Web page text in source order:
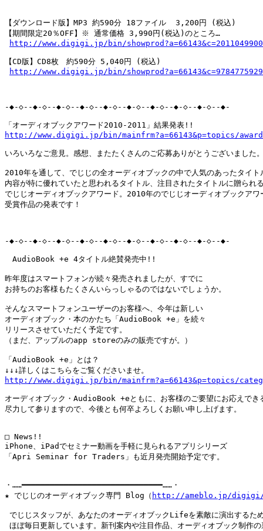
【ダウンロード版】MP3 約590分 18ファイル  3,200円 (税込)
【期間限定20％OFF】※ 通常価格 3,990円(税込)のところ…
http://www.digigi.jp/bin/
【CD版】CD8枚　約590分 5,040円 (税込)
http://www.digigi.jp/bin/
-◆-◇--◆-◇--◆-◇--◆-◇--◆-◇--◆-◇--◆-◇--◆-◇--◆-◇--◆-
http://www.digigi.jp/bin/mainfrm?a=66143&p=topics/
いろいろなご意見。感想、またたくさんのご応募ありがとうございました
2010年を通して、でじじの全オーディオブックの中で人気のあったタイト
内容が特に優れていたと思われるタイトル、注目されたタイトルに贈られ
でじじオーディオブックアワード。2010年のでじじオーディオブックアワ
受賞作品の発表です！
-◆-◇--◆-◇--◆-◇--◆-◇--◆-◇--◆-◇--◆-◇--◆-◇--◆-◇--◆-
AudioBook +e 4タイトル絶賛発売中!!
昨年度はスマートフォンが続々発売されましたが、すでに
お持ちのお客様もたくさんいらっしゃるのではないでしょうか。
そんなスマートフォンユーザーのお客様へ、今年は新しい
オーディオブック・本のかたち「AudioBook +e」を続々
リリースさせていただく予定です。
（まだ、アップルのapp storeのみの販売ですが。）
「AudioBook +e」とは？
http://www.digigi.jp/bin/mainfrm?a=66143&p=topics/
オーディオブック・AudioBook +eともに、お客様のご要望にお応えでき
尽力して参りますので、今後とも何卒よろしくお願い申し上げます。
□ News!!
iPhone、iPadでセミナー動画を手軽に見られるアプリシリーズ
「Apri Seminar for Traders」も近月発売開始予定です。
・……━━━━━━━━━━━━━━━━━━━━━━━━━━━━━━……・
★ でじじのオーディオブック専門 Blog（ http://ameblo.jp/
でじじスタッフが、あなたのオーディオブックLifeを素敵に演出するた
ほぼ毎日更新しています。新刊案内や注目作品、オーディオブック制作